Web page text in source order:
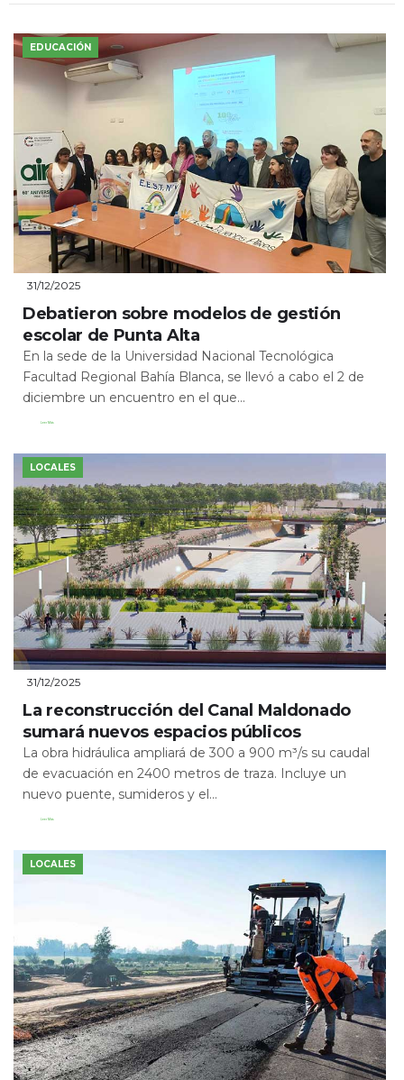
EDUCACIÓN
31/12/2025
Debatieron sobre modelos de gestión
escolar de Punta Alta
En la sede de la Universidad Nacional Tecnológica
Facultad Regional Bahía Blanca, se llevó a cabo el 2 de
diciembre un encuentro en el que...
Leer Más
LOCALES
31/12/2025
La reconstrucción del Canal Maldonado
sumará nuevos espacios públicos
La obra hidráulica ampliará de 300 a 900 m³/s su caudal
de evacuación en 2400 metros de traza. Incluye un
nuevo puente, sumideros y el...
Leer Más
LOCALES